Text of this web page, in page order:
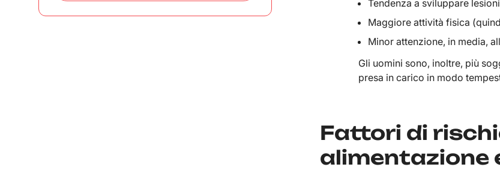
Tendenza a sviluppare
Maggiore attività fisica
Minor attenzione, in media,
Gli uomini sono, inoltre, più
presa in carico in modo
Fattori di
alimentazione